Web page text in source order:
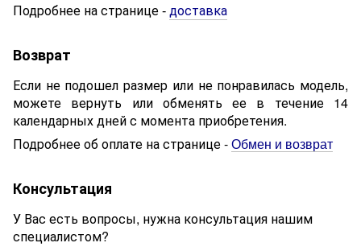
Подробнее на странице - доставка
Возврат
Если не подошел размер или не понравилась модель,
можете вернуть или обменять ее в течение 14
календарных дней с момента приобретения.
Подробнее об оплате на странице - Обмен и возврат
Консультация
У Вас есть вопросы, нужна консультация нашим
специалистом?